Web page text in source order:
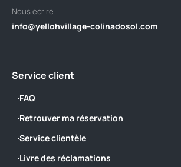
Nous écrire
info@yellohvillage-colinadosol.com
Service client
FAQ
Retrouver ma réservation
Service clientèle
Livre des réclamations